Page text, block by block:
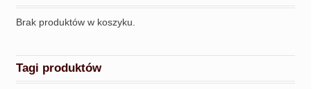
Brak produktów w koszyku.
Tagi produktów